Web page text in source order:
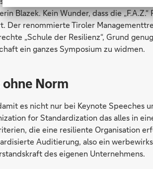
Blazek. Kein Wunder, dass die
Der renommierte Tiroler
„Schule der Resilienz“, Grund
ein ganzes Symposium zu widmen.
ohne Norm
es nicht nur bei Keynote Speeches
for Standardization das alles in
die eine resiliente Organisation
Auditierung, also ein
des eigenen Unternehmens.